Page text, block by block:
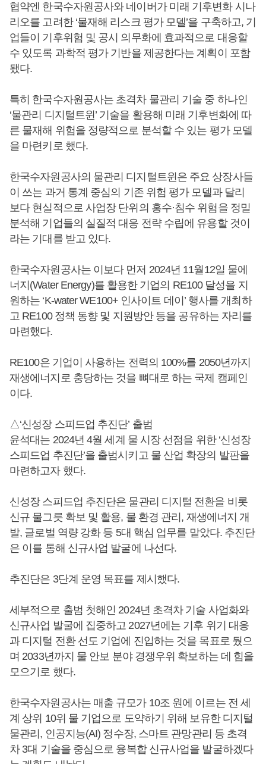
협약엔 한국수자원공사와 네이버가 미래 기후변화 시나
리오를 고려한 ‘물재해 리스크 평가 모델’을 구축하고, 기
업들이 기후위험 및 공시 의무화에 효과적으로 대응할
수 있도록 과학적 평가 기반을 제공한다는 계획이 포함
됐다.
특히 한국수자원공사는 초격차 물관리 기술 중 하나인
‘물관리 디지털트윈’ 기술을 활용해 미래 기후변화에 따
른 물재해 위험을 정량적으로 분석할 수 있는 평가 모델
을 마련키로 했다.
한국수자원공사의 물관리 디지털트윈은 주요 상장사들
이 쓰는 과거 통계 중심의 기존 위험 평가 모델과 달리
보다 현실적으로 사업장 단위의 홍수·침수 위험을 정밀
분석해 기업들의 실질적 대응 전략 수립에 유용할 것이
라는 기대를 받고 있다.
한국수자원공사는 이보다 먼저 2024년 11월12일 물에
너지(Water Energy)를 활용한 기업의 RE100 달성을 지
원하는 ‘K-water WE100+ 인사이트 데이’ 행사를 개최하
고 RE100 정책 동향 및 지원방안 등을 공유하는 자리를
마련했다.
RE100은 기업이 사용하는 전력의 100%를 2050년까지
재생에너지로 충당하는 것을 뼈대로 하는 국제 캠페인
이다.
△‘신성장 스피드업 추진단’ 출범
윤석대는 2024년 4월 세계 물 시장 선점을 위한 ‘신성장
스피드업 추진단’을 출범시키고 물 산업 확장의 발판을
마련하고자 했다.
신성장 스피드업 추진단은 물관리 디지털 전환을 비롯
신규 물그릇 확보 및 활용, 물 환경 관리, 재생에너지 개
발, 글로벌 역량 강화 등 5대 핵심 업무를 맡았다. 추진단
은 이를 통해 신규사업 발굴에 나선다.
추진단은 3단계 운영 목표를 제시했다.
세부적으로 출범 첫해인 2024년 초격차 기술 사업화와
신규사업 발굴에 집중하고 2027년에는 기후 위기 대응
과 디지털 전환 선도 기업에 진입하는 것을 목표로 뒀으
며 2033년까지 물 안보 분야 경쟁우위 확보하는 데 힘을
모으기로 했다.
한국수자원공사는 매출 규모가 10조 원에 이르는 전 세
계 상위 10위 물 기업으로 도약하기 위해 보유한 디지털
물관리, 인공지능(AI) 정수장, 스마트 관망관리 등 초격
차 3대 기술을 중심으로 융복합 신규사업을 발굴하겠다